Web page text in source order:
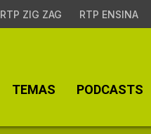
RTP ZIG ZAG RTP ENSINA
TEMAS PODCASTS